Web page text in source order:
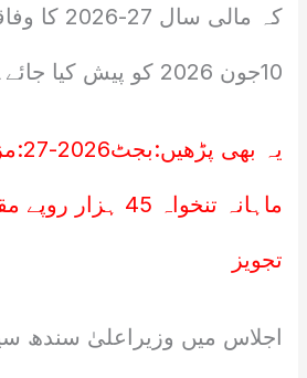
کہ مالی
10جون 2026 کو پیش کیا جائے۔
یہ بھی پڑھیں:
ماہانہ تنخواہ 45
تجویز
اجلاس میں وزیراعلیٰ سندھ